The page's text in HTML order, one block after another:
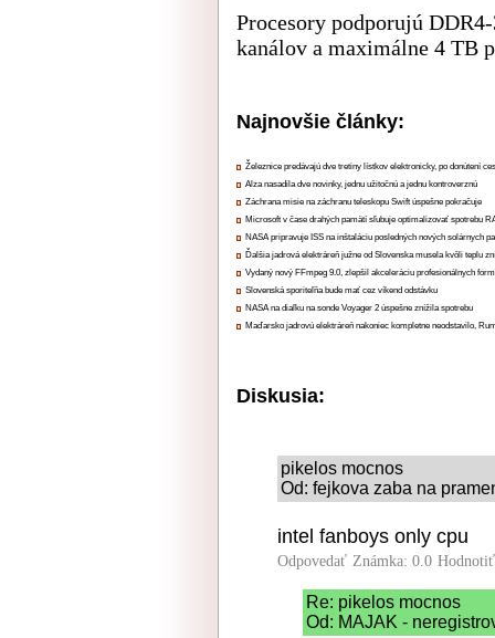
Procesory podporujú
kanálov a maximálne 4 TB
Najnovšie články:
Železnice predávajú dve tretiny lístkov elektronicky, po donútení
Alza nasadila dve novinky, jednu užitočnú a jednu kontroverznú
Záchrana misie na záchranu teleskopu Swift úspešne pokračuje
Microsoft v čase drahých pamätí sľubuje optimalizovať spotrebu
NASA pripravuje ISS na inštaláciu posledných nových solárnych
Ďalšia jadrová elektráreň južne od Slovenska musela kvôli teplu
Vydaný nový FFmpeg 9.0, zlepšil akceleráciu profesionálnych
Slovenská sporiteľňa bude mať cez víkend odstávku
NASA na diaľku na sonde Voyager 2 úspešne znížila spotrebu
Maďarsko jadrovú elektráreň nakoniec kompletne neodstavilo,
Diskusia:
pikelos mocnos
Od: fejkova zaba na
intel fanboys only cpu
Odpovedať Známka: 0.0
Re: pikelos mocnos
Od: MAJAK -